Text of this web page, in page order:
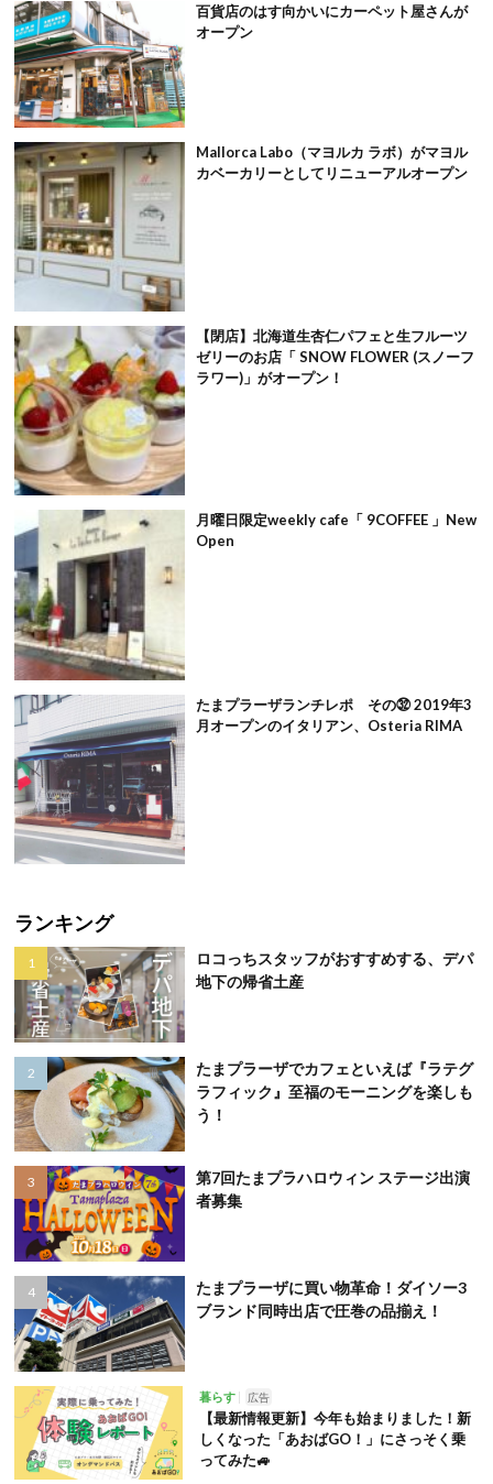
百貨店のはす向かいにカーペット屋さんが
オープン
Mallorca Labo（マヨルカ ラボ）がマヨル
カベーカリーとしてリニューアルオープン
【閉店】北海道生杏仁パフェと生フルーツ
ゼリーのお店「 SNOW FLOWER (スノーフ
ラワー)」がオープン！
月曜日限定weekly cafe「 9COFFEE 」New
Open
たまプラーザランチレポ その㉜ 2019年3
月オープンのイタリアン、Osteria RIMA
ランキング
ロコっちスタッフがおすすめする、デパ
地下の帰省土産
たまプラーザでカフェといえば『ラテグ
ラフィック』至福のモーニングを楽しも
う！
第7回たまプラハロウィン ステージ出演
者募集
たまプラーザに買い物革命！ダイソー3
ブランド同時出店で圧巻の品揃え！
暮らす 広告
【最新情報更新】今年も始まりました！新
しくなった「あおばGO！」にさっそく乗
ってみた🚙